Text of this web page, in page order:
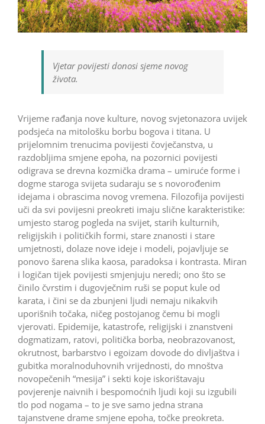
Vjetar povijesti donosi sjeme novog
života.
Vrijeme rađanja nove kulture, novog svjetonazora uvijek
podsjeća na mitološku borbu bogova i titana. U
prijelomnim trenucima povijesti čovječanstva, u
razdobljima smjene epoha, na pozornici povijesti
odigrava se drevna kozmička drama – umiruće forme i
dogme staroga svijeta sudaraju se s novorođenim
idejama i obrascima novog vremena. Filozofija povijesti
uči da svi povijesni preokreti imaju slične karakteristike:
umjesto starog pogleda na svijet, starih kulturnih,
religijskih i političkih formi, stare znanosti i stare
umjetnosti, dolaze nove ideje i modeli, pojavljuje se
ponovo šarena slika kaosa, paradoksa i kontrasta. Miran
i logičan tijek povijesti smjenjuju neredi; ono što se
činilo čvrstim i dugovječnim ruši se poput kule od
karata, i čini se da zbunjeni ljudi nemaju nikakvih
uporišnih točaka, ničeg postojanog čemu bi mogli
vjerovati. Epidemije, katastrofe, religijski i znanstveni
dogmatizam, ratovi, politička borba, neobrazovanost,
okrutnost, barbarstvo i egoizam dovode do divljaštva i
gubitka moralno­duhovnih vrijednosti, do mnoštva
novopečenih “mesija” i sekti koje iskorištavaju
povjerenje naivnih i bespomoćnih ljudi koji su izgubili
tlo pod nogama – to je sve samo jedna strana
tajanstvene drame smjene epoha, točke preokreta.